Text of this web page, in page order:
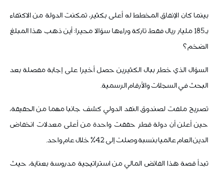
بينما كان الإنفاق المخطط له أعلى بكثير، تمكنت الدولة من الاكتفاء
بـ185 مليار ريال فقط، تاركة وراءها سؤالا محيرا: أين ذهب هذا المبلغ
الضخم؟
السؤال الذي خطر ببال الكثيرين حصل أخيرا على إجابة مفصلة بعد
البحث في السجلات والأرقام الرسمية.
تصريح ملفت لصندوق النقد الدولي كشف جانبا مهما من الحقيقة،
حين أعلن أن دولة قطر حققت واحدة من أعلى معدلات انخفاض
الدين العام عالميا بنسبة وصلت إلى 42% خلال عام واحد.
تبدأ قصة هذا الفائض المالي من استراتيجية مدروسة بعناية، حيث